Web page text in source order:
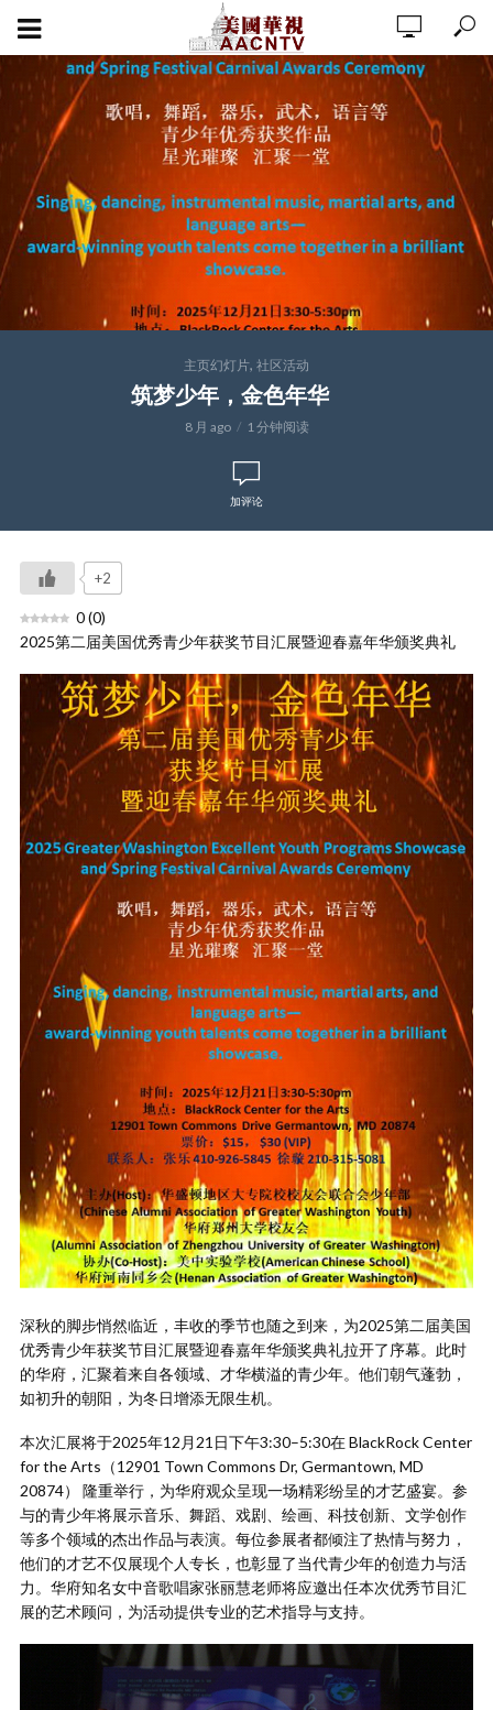
主页幻灯片, 社区活动
筑梦少年，金色年华
8 月 ago 1 分钟阅读
加评论
+2
0(0)
2025第二届美国优秀青少年获奖节目汇展暨迎春嘉年华颁奖典礼
深秋的脚步悄然临近，丰收的季节也随之到来，为2025第二届美国
优秀青少年获奖节目汇展暨迎春嘉年华颁奖典礼拉开了序幕。此时
的华府，汇聚着来自各领域、才华横溢的青少年。他们朝气蓬勃，
如初升的朝阳，为冬日增添无限生机。
本次汇展将于2025年12月21日下午3:30–5:30在 BlackRock Center
for the Arts（12901 Town Commons Dr, Germantown, MD
20874） 隆重举行，为华府观众呈现一场精彩纷呈的才艺盛宴。参
与的青少年将展示音乐、舞蹈、戏剧、绘画、科技创新、文学创作
等多个领域的杰出作品与表演。每位参展者都倾注了热情与努力，
他们的才艺不仅展现个人专长，也彰显了当代青少年的创造力与活
力。华府知名女中音歌唱家张丽慧老师将应邀出任本次优秀节目汇
展的艺术顾问，为活动提供专业的艺术指导与支持。